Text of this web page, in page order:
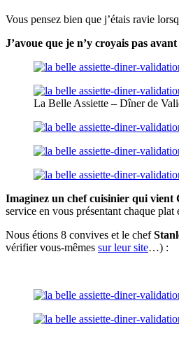
Vous pensez bien que j’étais ravie
J’avoue que je n’y croyais pas
La Belle Assiette – Dîner de
Imaginez un chef cuisinier qui
service en vous présentant chaque plat
Nous étions 8 convives et le chef
vérifier vous-mêmes sur leur site…) :